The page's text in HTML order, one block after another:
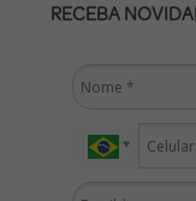
RECEBA